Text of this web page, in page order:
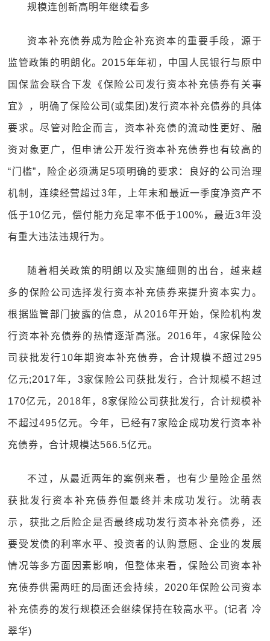
规模连创新高明年继续看多
资本补充债券成为险企补充资本的重要手段，源于
监管政策的明朗化。2015年年初，中国人民银行与原中
国保监会联合下发《保险公司发行资本补充债券有关事
宜》，明确了保险公司(或集团)发行资本补充债券的具体
要求。尽管对险企而言，资本补充债的流动性更好、融
资对象更广，但申请公开发行资本补充债券也有较高的
“门槛”，险企必须满足5项明确的要求：良好的公司治理
机制，连续经营超过3年，上年末和最近一季度净资产不
低于10亿元，偿付能力充足率不低于100%，最近3年没
有重大违法违规行为。
随着相关政策的明朗以及实施细则的出台，越来越
多的保险公司选择发行资本补充债券来提升资本实力。
根据监管部门披露的信息，从2016年开始，保险机构发
行资本补充债券的热情逐渐高涨。2016年，4家保险公
司获批发行10年期资本补充债券，合计规模不超过295
亿元;2017年，3家保险公司获批发行，合计规模不超过
170亿元，2018年，8家保险公司获批发行，合计规模补
不超过495亿元。今年，已经有7家险企成功发行资本补
充债券，合计规模达566.5亿元。
不过，从最近两年的案例来看，也有少量险企虽然
获批发行资本补充债券但最终并未成功发行。沈萌表
示，获批之后险企是否最终成功发行资本补充债券，还
要受发债的利率水平、投资者的认购意愿、企业的发展
情况等多方面因素影响，但整体来看，保险公司资本补
充债券供需两旺的局面还会持续，2020年保险公司资本
补充债券的发行规模还会继续保持在较高水平。(记者 冷
翠华)